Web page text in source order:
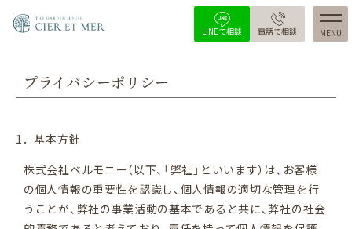
コンセプト
少人数会場
ウエディングプラン
MENU
LINEで相談 電話で相談
プライバシーポリシー
1．基本方針
株式会社ベルモニー（以下、「弊社」といいます）は、お客様
の個人情報の重要性を認識し、個人情報の適切な管理を行
うことが、弊社の事業活動の基本であると共に、弊社の社会